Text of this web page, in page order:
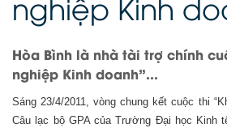
Hòa Bình là nhà tài trợ chính
nghiệp Kinh doanh”...
Sáng 23/4/2011, vòng chung kết cuộc thi
Câu lạc bộ GPA của Trường Đại học Kinh